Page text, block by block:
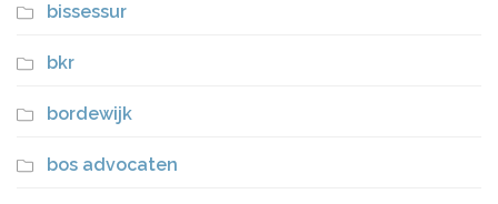
bissessur
bkr
bordewijk
bos advocaten